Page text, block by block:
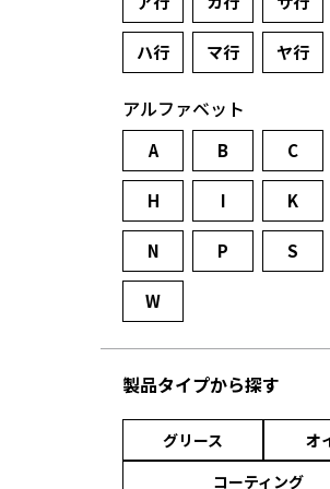
ハ行 マ行 ヤ行
アルファベット
A B C
H I K
N P S
W
製品タイプから探す
グリース
オ
コーティング